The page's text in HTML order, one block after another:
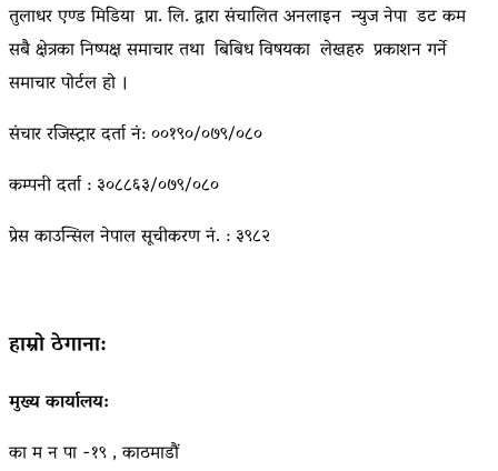
तुलाधर एण्ड मिडिया प्रा. लि. द्वारा संचालित अनलाइन न्युज नेपा डट कम
सबै क्षेत्रका निष्पक्ष समाचार तथा बिबिध विषयका लेखहरु प्रकाशन गर्ने
समाचार पोर्टल हो ।
संचार रजिस्ट्रार दर्ता नं: ००१९०/०७९/०८०
कम्पनी दर्ता : ३०८८६३/०७९/०८०
प्रेस काउन्सिल नेपाल सूचीकरण नं. : ३९८२
हाम्रो ठेगाना:
मुख्य कार्यालय:
का म न पा -१९ , काठमाडौं